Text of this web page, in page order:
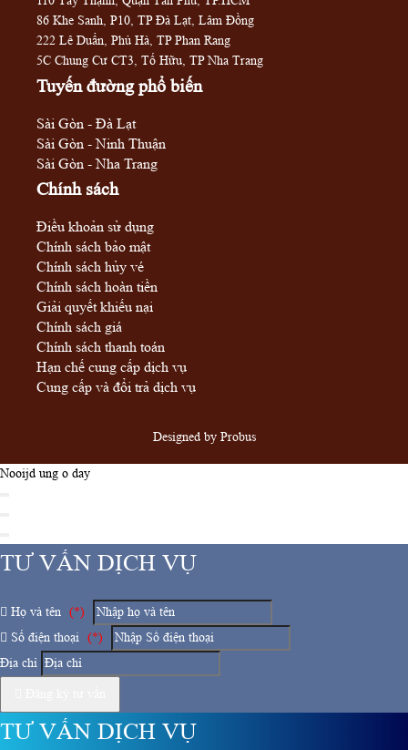
86 Khe Sanh, P10, TP Đà Lạt, Lâm Đồng
222 Lê Duẩn, Phủ Hà, TP Phan Rang
5C Chung Cư CT3, Tố Hữu, TP Nha Trang
Tuyến đường phổ biến
Sài Gòn - Đà Lạt
Sài Gòn - Ninh Thuận
Sài Gòn - Nha Trang
Chính sách
Điều khoản sử dụng
Chính sách bảo mật
Chính sách hủy vé
Chính sách hoàn tiền
Giải quyết khiếu nại
Chính sách giá
Chính sách thanh toán
Hạn chế cung cấp dịch vụ
Cung cấp và đổi trả dịch vụ
Designed by Probus
Nooijd ung o day
TƯ VẤN DỊCH VỤ
Họ và tên
(*)
Số điện thoại
(*)
Địa chỉ
TƯ VẤN DỊCH VỤ